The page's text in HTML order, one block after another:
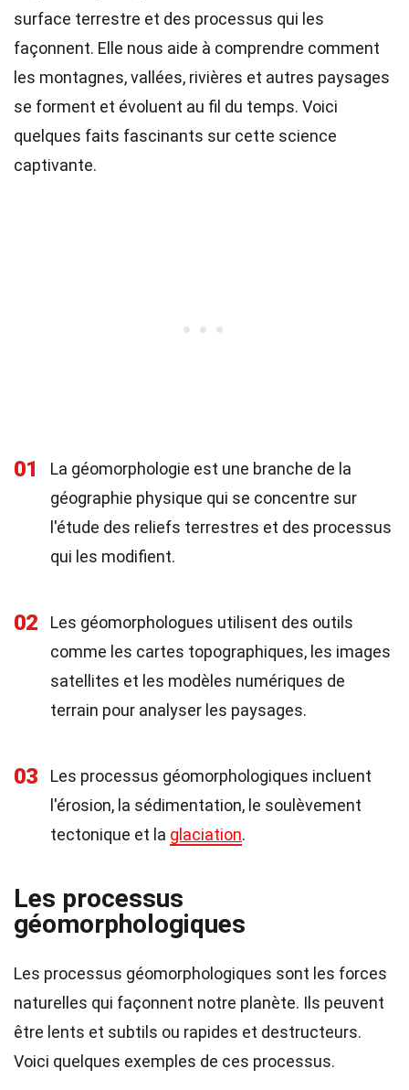
surface terrestre et des processus qui les
façonnent. Elle nous aide à comprendre comment
les montagnes, vallées, rivières et autres paysages
se forment et évoluent au fil du temps. Voici
quelques faits fascinants sur cette science
captivante.
01
La géomorphologie est une branche de la
géographie physique qui se concentre sur
l'étude des reliefs terrestres et des processus
qui les modifient.
02
Les géomorphologues utilisent des outils
comme les cartes topographiques, les images
satellites et les modèles numériques de
terrain pour analyser les paysages.
03
Les processus géomorphologiques incluent
l'érosion, la sédimentation, le soulèvement
tectonique et la glaciation.
Les processus
géomorphologiques
Les processus géomorphologiques sont les forces
naturelles qui façonnent notre planète. Ils peuvent
être lents et subtils ou rapides et destructeurs.
Voici quelques exemples de ces processus.